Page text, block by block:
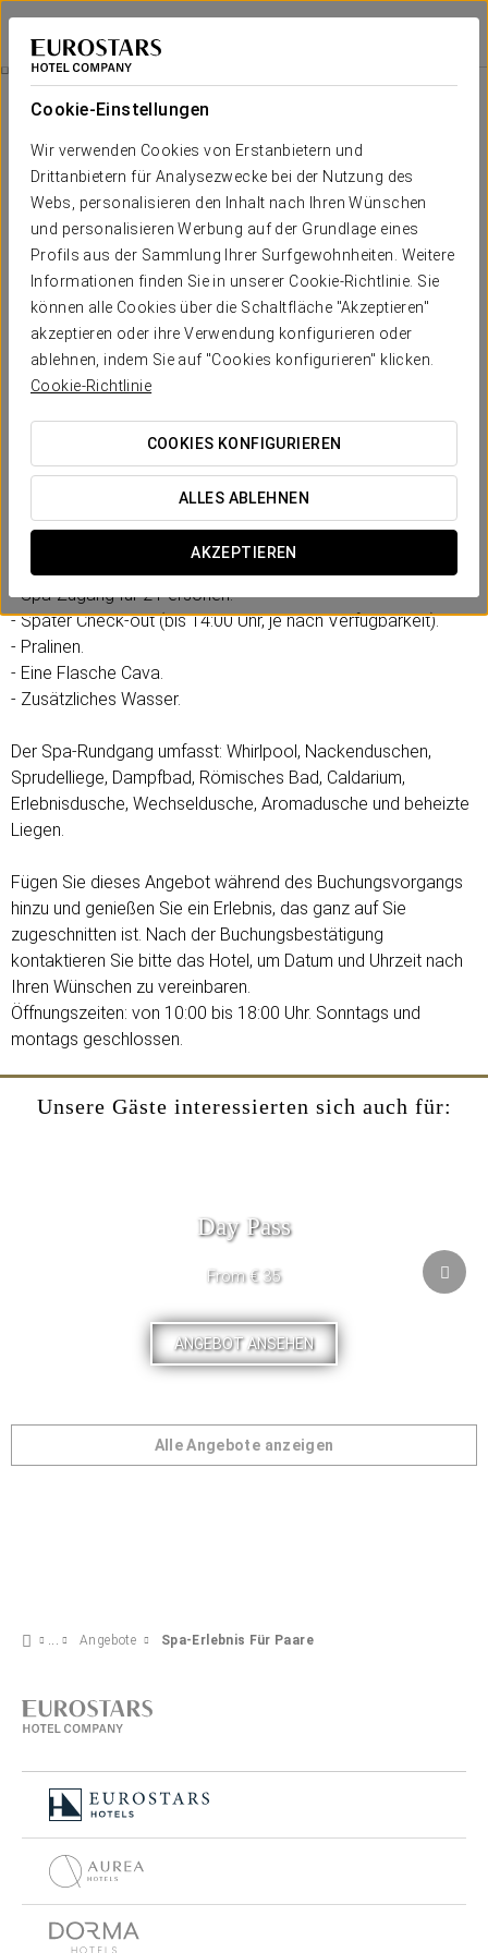
Cookie-Einstellungen
Wir verwenden Cookies von Erstanbietern und
Drittanbietern für Analysezwecke bei der Nutzung des
Webs, personalisieren den Inhalt nach Ihren Wünschen
und personalisieren Werbung auf der Grundlage eines
Profils aus der Sammlung Ihrer Surfgewohnheiten. Weitere
Informationen finden Sie in unserer Cookie-Richtlinie. Sie
können alle Cookies über die Schaltfläche "Akzeptieren"
akzeptieren oder ihre Verwendung konfigurieren oder
ablehnen, indem Sie auf "Cookies konfigurieren" klicken.
Cookie-Richtlinie
COOKIES KONFIGURIEREN
ALLES ABLEHNEN
AKZEPTIEREN
Eurostars Las Salinas
FUERTEVENTURA
Spa-Erlebnis Für Paare
80 €
Spa-Erlebnis für Paare
darauf ausgerichtet, Ihnen dabei zu helfen, vom Alltag
abzuschalten und gemeinsam besondere Momente zu
genießen. Die perfekte Gelegenheit, Zeit zu zweit zu
verbringen und den Stress hinter sich zu lassen.
Inklusive:
- Spa-Zugang für 2 Personen.
- Später Check-out (bis 14:00 Uhr, je nach Verfügbarkeit).
- Pralinen.
- Eine Flasche Cava.
- Zusätzliches Wasser.
Der Spa-Rundgang umfasst: Whirlpool, Nackenduschen,
Sprudelliege, Dampfbad, Römisches Bad, Caldarium,
Erlebnisdusche, Wechseldusche, Aromadusche und beheizte
Liegen.
Fügen Sie dieses Angebot während des Buchungsvorgangs
hinzu und genießen Sie ein Erlebnis, das ganz auf Sie
zugeschnitten ist. Nach der Buchungsbestätigung
kontaktieren Sie bitte das Hotel, um Datum und Uhrzeit nach
Ihren Wünschen zu vereinbaren.
Öffnungszeiten: von 10:00 bis 18:00 Uhr. Sonntags und
montags geschlossen.
Unsere Gäste interessierten sich auch für:
Day Pass
From € 35
ANGEBOT ANSEHEN
Alle Angebote anzeigen
Angebote Spa-Erlebnis Für Paare